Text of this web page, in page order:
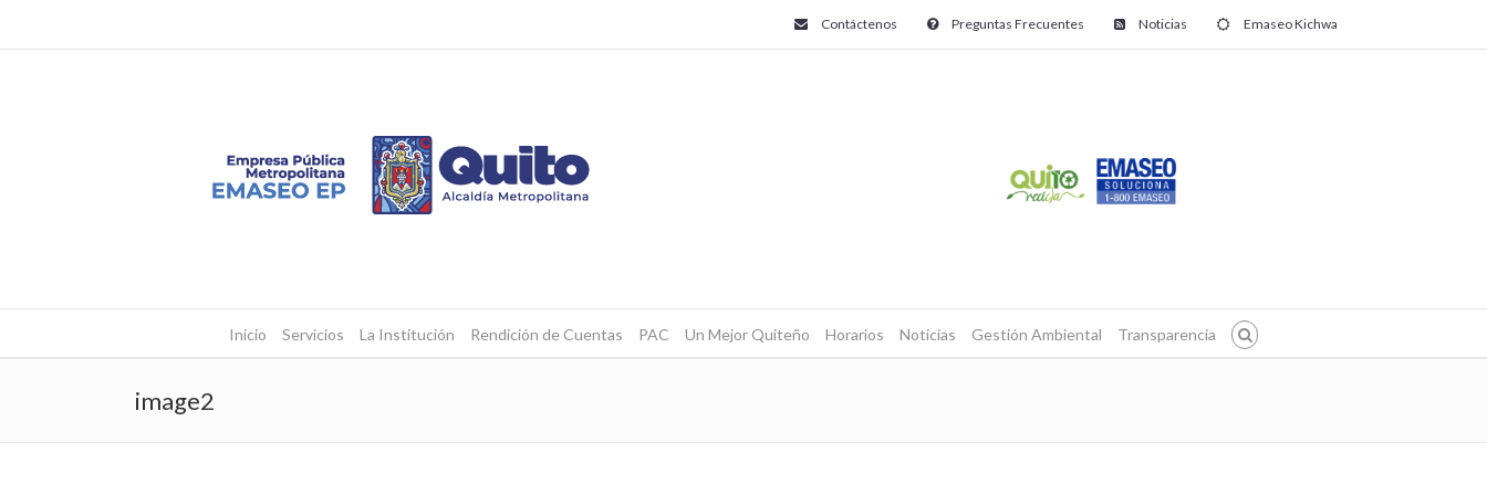
Contáctenos Preguntas Frecuentes Noticias Emaseo Kichwa
Inicio Servicios La Institución Rendición de Cuentas PAC Un Mejor Quiteño Horarios Noticias Gestión Ambiental Transparencia
image2